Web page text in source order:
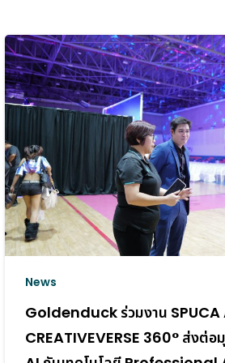
News
SF ยกระดับ SFW Zigma โรง 12
Dolby Atmos ที่พรีเมียมยิ่งขึ้น
10 กรกฎาคม 2026